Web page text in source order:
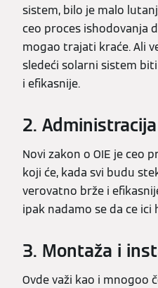
sistem, bilo je malo
ceo proces ishodovanja
mogao trajati kraće. Ali
sledeći solarni sistem
i efikasnije.
2.
Novi zakon o OIE je ceo
koji će, kada svi budu
verovatno brže i
ipak nadamo se da ce ici
3. Montaža i
Ovde važi kao i mnogoo